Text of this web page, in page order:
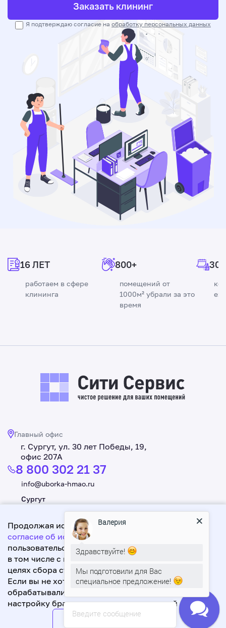
Продолжая использовать данный сайт, Вы даете
согласие об использовании файлов cookie
пользовательских данных,
в том числе с использованием Яндекс.Метрика в
целях сбора статистики посещения сайта.
Если вы не хотите, чтобы ваши данные
обрабатывались, сделайте соответствующую
настройку браузера или покиньте данный сайт.
Заказать клининг
Я подтверждаю согласие на обработку персональных данных
16 ЛЕТ
работаем в сфере
клининга
800+
помещений от
1000м² убрали за это
время
Главный офис
г. Сургут, ул. 30 лет Победы, 19,
офис 207А
8 800 302 21 37
info@uborka-hmao.ru
Сургут
+7 3462 550 221
Нижневартовск
+7 3466 619 998
2026. Сити Сервис. Все права защищены.
Политика обработки персональных данных
Разработка: А1-Интернет Эксперт
Введите сообщение
Валерия
Здравствуйте!
Мы подготовили для Вас
специальное предложение!